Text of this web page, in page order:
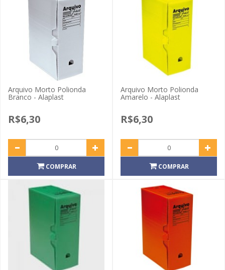
Arquivo Morto Polionda
Branco - Alaplast
R$6,30
COMPRAR
Arquivo Morto Polionda
Amarelo - Alaplast
R$6,30
COMPRAR